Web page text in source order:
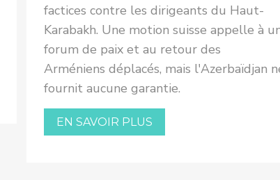
factices contre les dirigeants du Haut-
Karabakh. Une motion suisse appelle à
forum de paix et au retour des
Arméniens déplacés, mais l'Azerbaïdjan
fournit aucune garantie.
EN SAVOIR PLUS